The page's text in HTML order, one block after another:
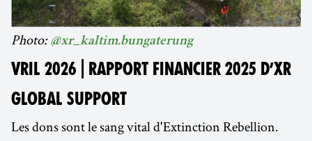
Photo: @xr_kaltim.bungaterung
VRIL 2026 | RAPPORT FINANCIER 2025 D’XR
GLOBAL SUPPORT
Les dons sont le sang vital d'Extinction Rebellion.